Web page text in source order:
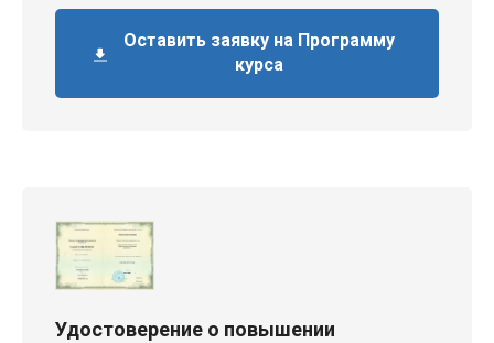
Оставить заявку на Программу
курса
Удостоверение о повышении